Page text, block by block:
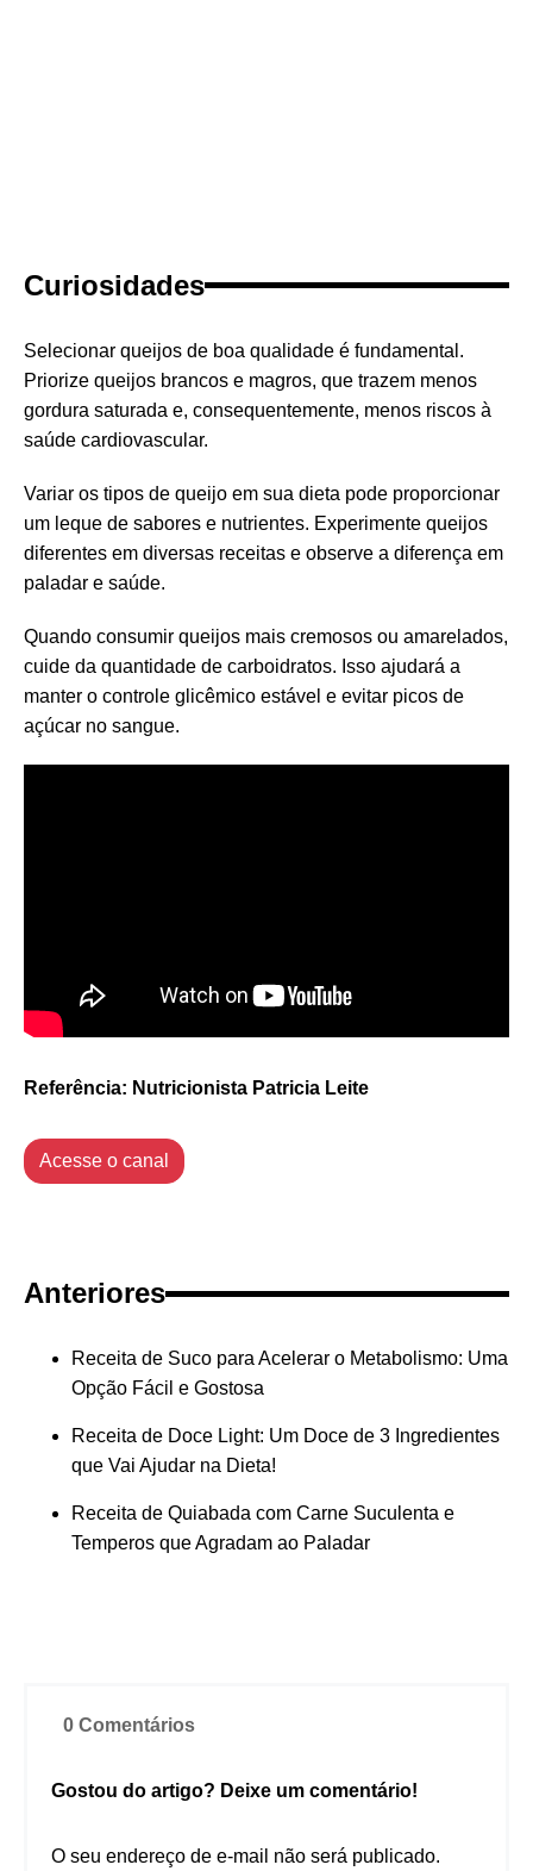
Curiosidades
Selecionar queijos de boa qualidade é fundamental.
Priorize queijos brancos e magros, que trazem menos
gordura saturada e, consequentemente, menos riscos à
saúde cardiovascular.
Variar os tipos de queijo em sua dieta pode proporcionar
um leque de sabores e nutrientes. Experimente queijos
diferentes em diversas receitas e observe a diferença em
paladar e saúde.
Quando consumir queijos mais cremosos ou amarelados,
cuide da quantidade de carboidratos. Isso ajudará a
manter o controle glicêmico estável e evitar picos de
açúcar no sangue.
Referência: Nutricionista Patricia Leite
Acesse o canal
Anteriores
Receita de Suco para Acelerar o Metabolismo: Uma
Opção Fácil e Gostosa
Receita de Doce Light: Um Doce de 3 Ingredientes
que Vai Ajudar na Dieta!
Receita de Quiabada com Carne Suculenta e
Temperos que Agradam ao Paladar
0 Comentários
Gostou do artigo? Deixe um comentário!
O seu endereço de e-mail não será publicado.